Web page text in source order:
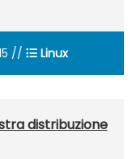
// Linux
distribuzione